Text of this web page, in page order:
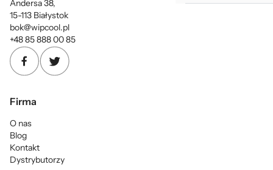
Andersa 38,
15-113 Białystok
bok@wipcool.pl
+48 85 888 00 85
Firma
O nas
Blog
Kontakt
Dystrybutorzy